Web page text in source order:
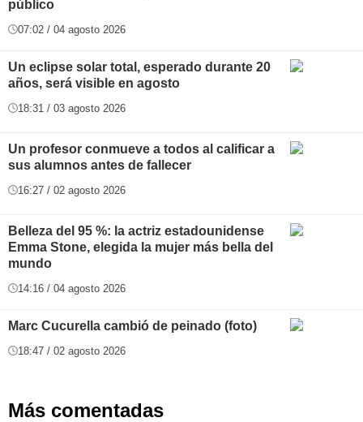
público
07:02 / 04 agosto 2026
Un eclipse solar total, esperado durante 20
años, será visible en agosto
18:31 / 03 agosto 2026
Un profesor conmueve a todos al calificar a
sus alumnos antes de fallecer
16:27 / 02 agosto 2026
Belleza del 95 %: la actriz estadounidense
Emma Stone, elegida la mujer más bella del
mundo
14:16 / 04 agosto 2026
Marc Cucurella cambió de peinado (foto)
18:47 / 02 agosto 2026
Más comentadas